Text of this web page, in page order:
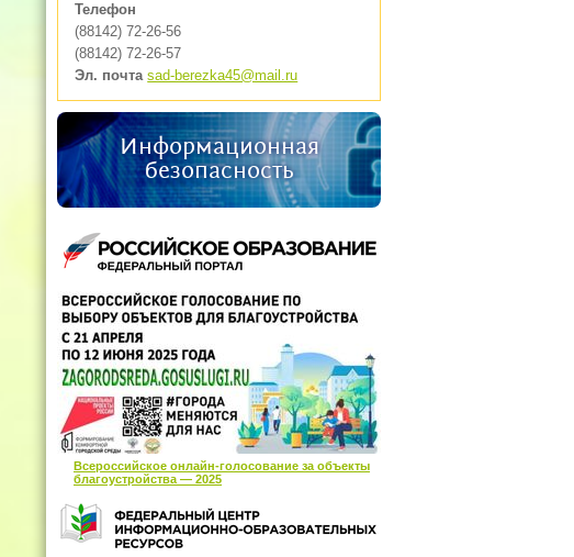
Телефон
(88142) 72-26-56
(88142) 72-26-57
Эл. почта sad-berezka45@mail.ru
Информационная
безопасность
Всероссийское онлайн-голосование за объекты
благоустройства — 2025